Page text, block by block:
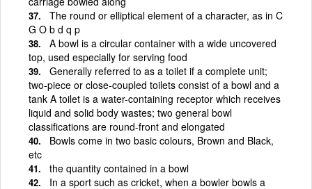
The round or elliptical element of a character, as in C
G O b d q p
A bowl is a circular container with a wide uncovered
top, used especially for serving food
Generally referred to as a toilet if a complete unit;
two-piece or close-coupled toilets consist of a bowl and a
tank A toilet is a water-containing receptor which receives
liquid and solid body wastes; two general bowl
classifications are round-front and elongated
Bowls come in two basic colours, Brown and Black,
etc
the quantity contained in a bowl
In a sport such as cricket, when a bowler bowls a